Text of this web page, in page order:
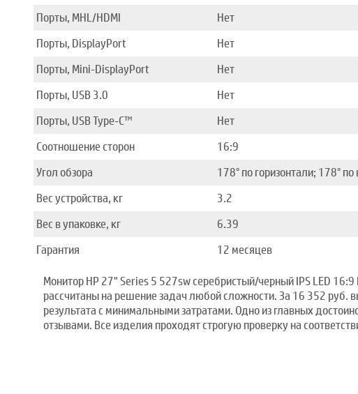
Порты, MHL/HDMI
Нет
Порты, DisplayPort
Нет
Порты, Mini-DisplayPort
Нет
Порты, USB 3.0
Нет
Порты, USB Type-C™
Нет
Соотношение сторон
16:9
Угол обзора
178° по горизонтали; 178°
Вес устройства, кг
3.2
Вес в упаковке, кг
6.39
Гарантия
12 месяцев
Монитор HP 27" Series 5 527sw серебристый/черный IPS LED
рассчитаны на решение задач любой сложности. За 16 352 руб.
результата с минимальными затратами. Одно из главных
отзывами. Все изделия проходят строгую проверку на